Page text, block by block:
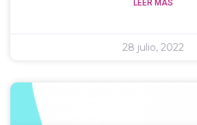
LEER MÁS
28 julio, 2022